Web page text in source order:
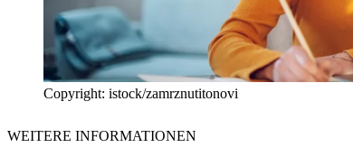
Copyright: istock/zamrznutitonovi
WEITERE INFORMATIONEN